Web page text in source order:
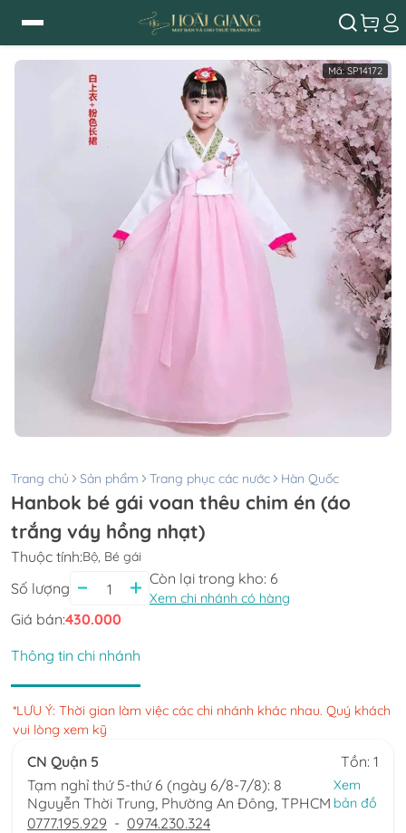
Mã:SP14172
Trang chủ Sản phẩm Trang phục các nước Hàn Quốc
Hanbok bé gái voan thêu chim én (áo
trắng váy hồng nhạt)
Thuộc tính:Bộ, Bé gái
Số lượng
Còn lại trong kho: 6
Xem chi nhánh có hàng
Giá bán:430.000
Thông tin chi nhánh
*LƯU Ý: Thời gian làm việc các chi nhánh khác nhau. Quý khách
vui lòng xem kỹ
CN Quận 5
Tồn: 1
Tạm nghỉ thứ 5-thứ 6 (ngày 6/8-7/8): 8
Nguyễn Thời Trung, Phường An Đông, TPHCM
Xem
bản đồ
0777.195.929 - 0974.230.324